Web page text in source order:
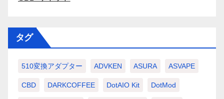
タグ
510変換アダプター ADVKEN ASURA ASVAPE
CBD DARKCOFFEE DotAIO Kit DotMod